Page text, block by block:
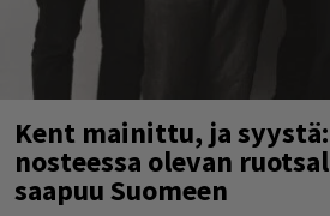
Kent mainittu, ja
nosteessa olevan
saapuu Suomeen